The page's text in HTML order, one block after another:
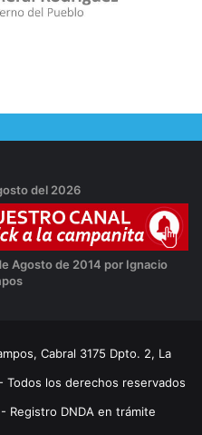
del 2026
Agosto de 2014 por Ignacio
Cabral 3175 Dpto. 2, La
Todos los derechos reservados
Registro DNDA en trámite